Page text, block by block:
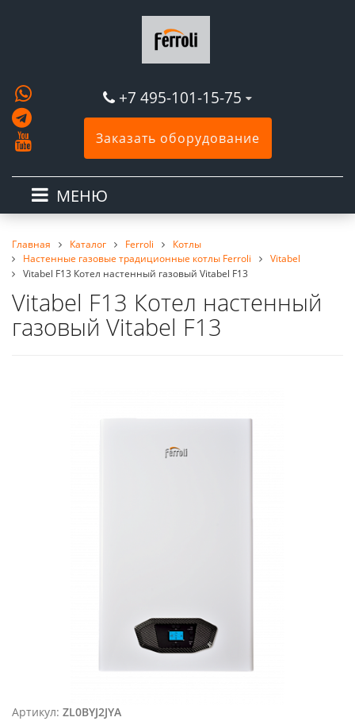
+7 495-101-15-75
Заказать оборудование
МЕНЮ
Главная Каталог Ferroli
Котлы
Настенные газовые традиционные котлы Ferroli
Vitabel
Vitabel F13 Котел настенный газовый Vitabel F13
Vitabel F13 Котел настенный
газовый Vitabel F13
Артикул: ZL0BYJ2JYA